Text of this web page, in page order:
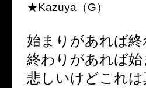
★Kazuya（G）
始まりがあれば終
終わりがあれば始
悲しいけどこれは